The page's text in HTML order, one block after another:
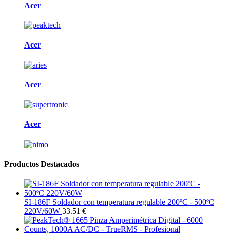
Acer
Acer
Acer
Acer
Productos Destacados
SI-186F Soldador con temperatura regulable 200ºC - 500ºC
220V/60W 33.51 €